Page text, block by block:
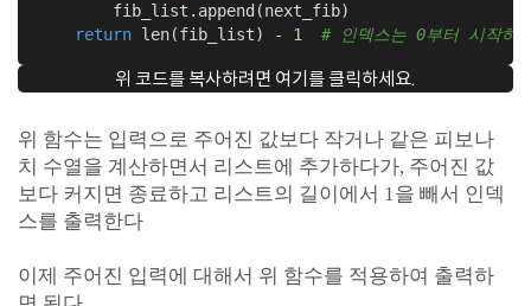
        fib_list.append(next_fib)
return len(fib_list) - 1 # 인덱스는 0부터 시작하
위 코드를 복사하려면 여기를 클릭하세요.
위 함수는 입력으로 주어진 값보다 작거나 같은 피보나
치 수열을 계산하면서 리스트에 추가하다가, 주어진 값
보다 커지면 종료하고 리스트의 길이에서 1을 빼서 인덱
스를 출력한다
이제 주어진 입력에 대해서 위 함수를 적용하여 출력하